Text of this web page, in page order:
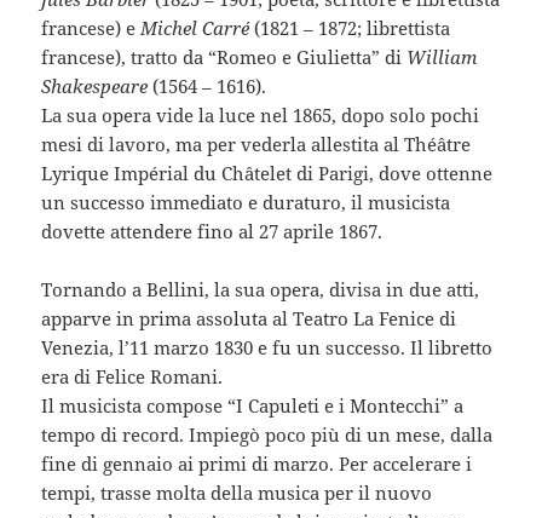
francese) e Michel Carré(1821 – 1872; librettista
francese), tratto da “Romeo e Giulietta” di William
Shakespeare (1564 – 1616).
La sua opera vide la luce nel 1865, dopo solo pochi
mesi di lavoro, ma per vederla allestita al Théâtre
Lyrique Impérial du Châtelet di Parigi, dove ottenne
un successo immediato e duraturo, il musicista
dovette attendere fino al 27 aprile 1867.
Tornando a Bellini, la sua opera, divisa in due atti,
apparve in prima assoluta al Teatro La Fenice di
Venezia, l’11 marzo 1830 e fu un successo. Il libretto
era di Felice Romani.
Il musicista compose “I Capuleti e i Montecchi” a
tempo di record. Impiegò poco più di un mese, dalla
fine di gennaio ai primi di marzo. Per accelerare i
tempi, trasse molta della musica per il nuovo